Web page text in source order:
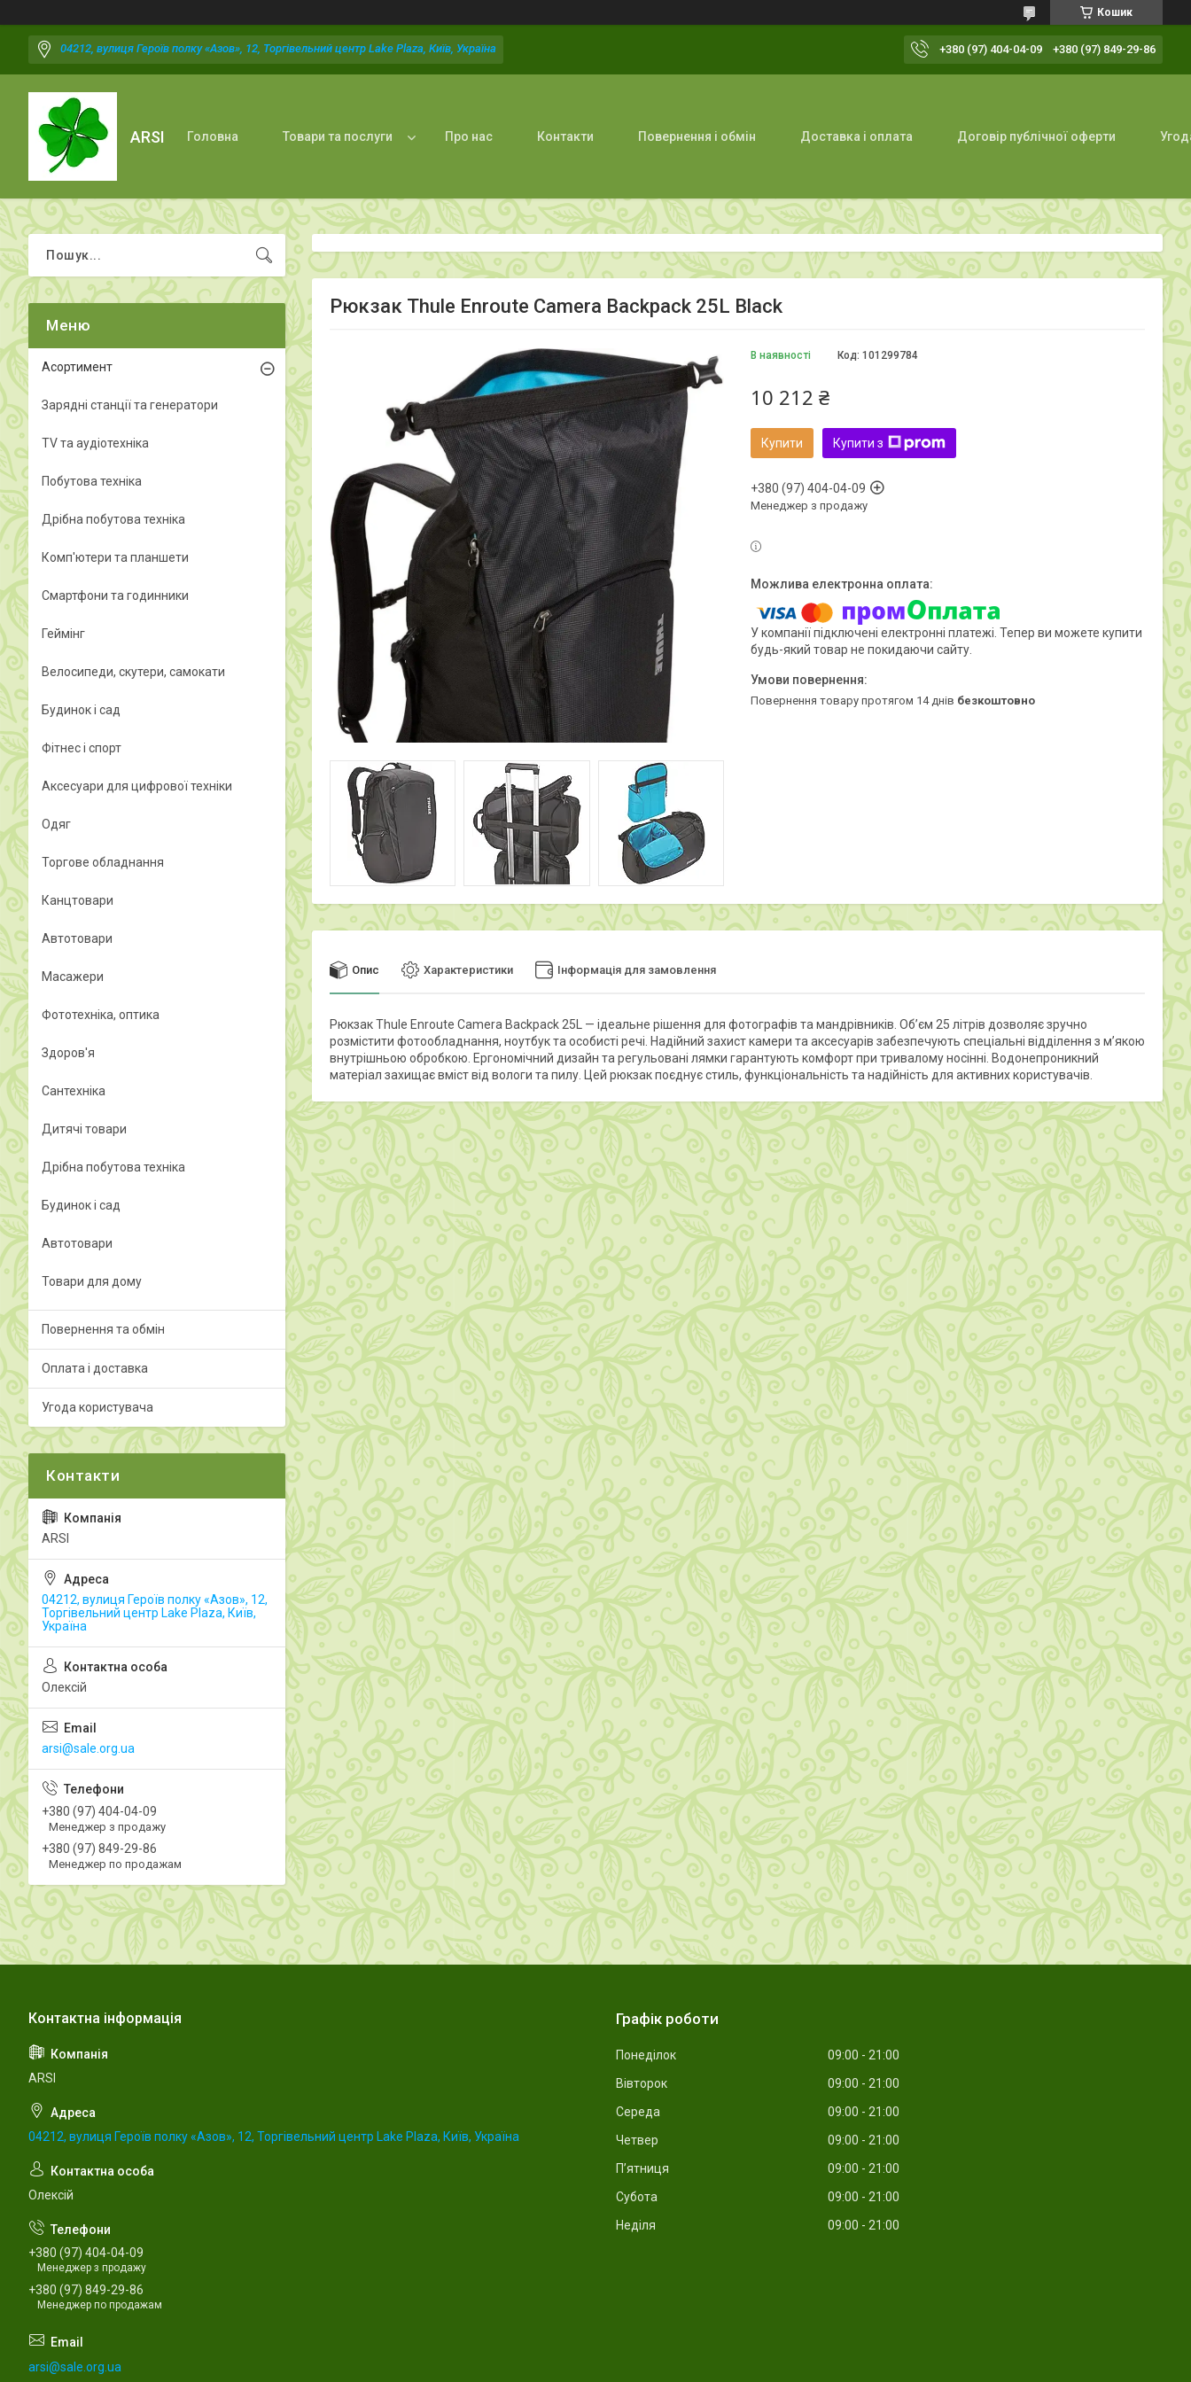
Кошик
04212, вулиця Героїв полку «Азов», 12, Торгівельний центр Lake Plaza, Київ, Україна +380 (97) 404-04-09 +380 (97) 849-29-86
ARSI Головна Товари та послуги Про нас Контакти Повернення і обмін Доставка і оплата Договір публічної оферти
Рюкзак Thule Enroute Camera Backpack 25L Black
В наявності Код: 101299784
10 212 ₴
Купити Купити з
+380 (97) 404-04-09
Менеджер з продажу
У компанії підключені електронні платежі. Тепер ви можете купити
будь-який товар не покидаючи сайту.
повернення товару протягом 14 днів безкоштовно
Опис Характеристики Інформація для замовлення
Рюкзак Thule Enroute Camera Backpack 25L — ідеальне рішення для фотографів та мандрівників. Об’єм 25 літрів дозволяє зручно
розмістити фотообладнання, ноутбук та особисті речі. Надійний захист камери та аксесуарів забезпечують спеціальні відділення з м’якою
внутрішньою обробкою. Ергономічний дизайн та регульовані лямки гарантують комфорт при тривалому носінні. Водонепроникний
матеріал захищає вміст від вологи та пилу. Цей рюкзак поєднує стиль, функціональність та надійність для активних користувачів.
Асортимент
Зарядні станції та генератори
TV та аудіотехніка
Побутова техніка
Дрібна побутова техніка
Комп'ютери та планшети
Смартфони та годинники
Геймінг
Велосипеди, скутери, самокати
Будинок і сад
Фітнес і спорт
Аксесуари для цифрової техніки
Одяг
Торгове обладнання
Канцтовари
Автотовари
Масажери
Фототехніка, оптика
Здоров'я
Сантехніка
Дитячі товари
Дрібна побутова техніка
Будинок і сад
Автотовари
Товари для дому
Повернення та обмін
Оплата і доставка
Угода користувача
ARSI
04212, вулиця Героїв полку «Азов», 12,
Торгівельний центр Lake Plaza, Київ,
Україна
Олексій
arsi@sale.org.ua
+380 (97) 404-04-09
Менеджер з продажу
+380 (97) 849-29-86
Менеджер по продажам
ARSI
04212, вулиця Героїв полку «Азов», 12, Торгівельний центр Lake Plaza, Київ, Україна
Олексій
+380 (97) 404-04-09
Менеджер з продажу
+380 (97) 849-29-86
Менеджер по продажам
arsi@sale.org.ua
Графік роботи
Понеділок 09:00
21:00
Вівторок
09:00
21:00
Середа
09:00
21:00
Четвер
09:00
21:00
Пʼятниця
09:00
21:00
Субота
09:00
21:00
Неділя
09:00 21:00